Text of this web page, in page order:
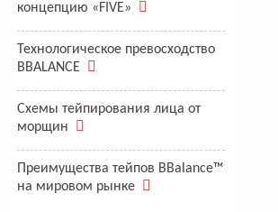
концепцию «FIVE»
Технологическое превосходство
BBALANCE
Схемы тейпирования лица от
морщин
Преимущества тейпов BBalance™
на мировом рынке